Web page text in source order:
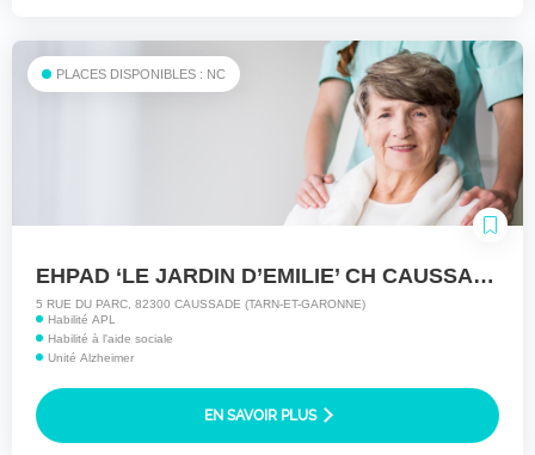
PLACES DISPONIBLES : NC
EHPAD ‘LE JARDIN D’EMILIE’ CH CAUSSADE
5 RUE DU PARC, 82300 CAUSSADE (TARN-ET-GARONNE)
Habilité APL
Habilité à l'aide sociale
Unité Alzheimer
EN SAVOIR PLUS